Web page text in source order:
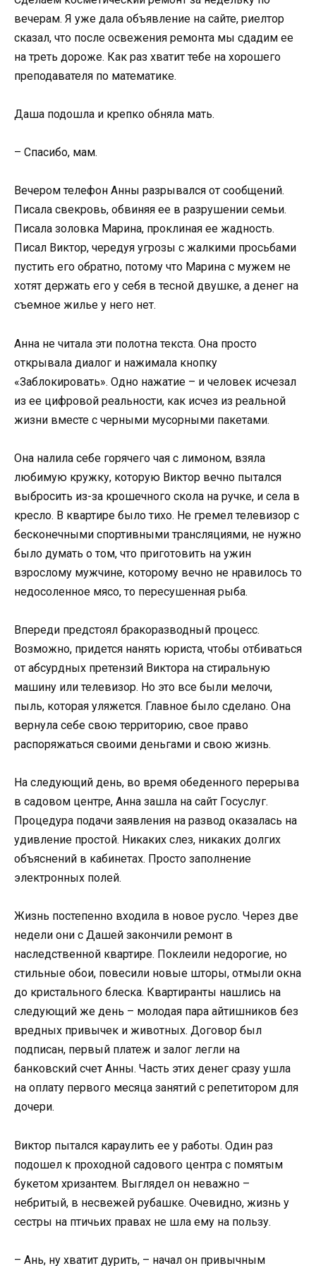
вечерам. Я уже дала объявление на сайте, риелтор
сказал, что после освежения ремонта мы сдадим ее
на треть дороже. Как раз хватит тебе на хорошего
преподавателя по математике.
Даша подошла и крепко обняла мать.
– Спасибо, мам.
Вечером телефон Анны разрывался от сообщений.
Писала свекровь, обвиняя ее в разрушении семьи.
Писала золовка Марина, проклиная ее жадность.
Писал Виктор, чередуя угрозы с жалкими просьбами
пустить его обратно, потому что Марина с мужем не
хотят держать его у себя в тесной двушке, а денег на
съемное жилье у него нет.
Анна не читала эти полотна текста. Она просто
открывала диалог и нажимала кнопку
«Заблокировать». Одно нажатие – и человек исчезал
из ее цифровой реальности, как исчез из реальной
жизни вместе с черными мусорными пакетами.
Она налила себе горячего чая с лимоном, взяла
любимую кружку, которую Виктор вечно пытался
выбросить из-за крошечного скола на ручке, и села в
кресло. В квартире было тихо. Не гремел телевизор с
бесконечными спортивными трансляциями, не нужно
было думать о том, что приготовить на ужин
взрослому мужчине, которому вечно не нравилось то
недосоленное мясо, то пересушенная рыба.
Впереди предстоял бракоразводный процесс.
Возможно, придется нанять юриста, чтобы отбиваться
от абсурдных претензий Виктора на стиральную
машину или телевизор. Но это все были мелочи,
пыль, которая уляжется. Главное было сделано. Она
вернула себе свою территорию, свое право
распоряжаться своими деньгами и свою жизнь.
На следующий день, во время обеденного перерыва
в садовом центре, Анна зашла на сайт Госуслуг.
Процедура подачи заявления на развод оказалась на
удивление простой. Никаких слез, никаких долгих
объяснений в кабинетах. Просто заполнение
электронных полей.
Жизнь постепенно входила в новое русло. Через две
недели они с Дашей закончили ремонт в
наследственной квартире. Поклеили недорогие, но
стильные обои, повесили новые шторы, отмыли окна
до кристального блеска. Квартиранты нашлись на
следующий же день – молодая пара айтишников без
вредных привычек и животных. Договор был
подписан, первый платеж и залог легли на
банковский счет Анны. Часть этих денег сразу ушла
на оплату первого месяца занятий с репетитором для
дочери.
Виктор пытался караулить ее у работы. Один раз
подошел к проходной садового центра с помятым
букетом хризантем. Выглядел он неважно –
небритый, в несвежей рубашке. Очевидно, жизнь у
сестры на птичьих правах не шла ему на пользу.
– Ань, ну хватит дурить, – начал он привычным